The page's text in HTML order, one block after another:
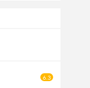
6.3